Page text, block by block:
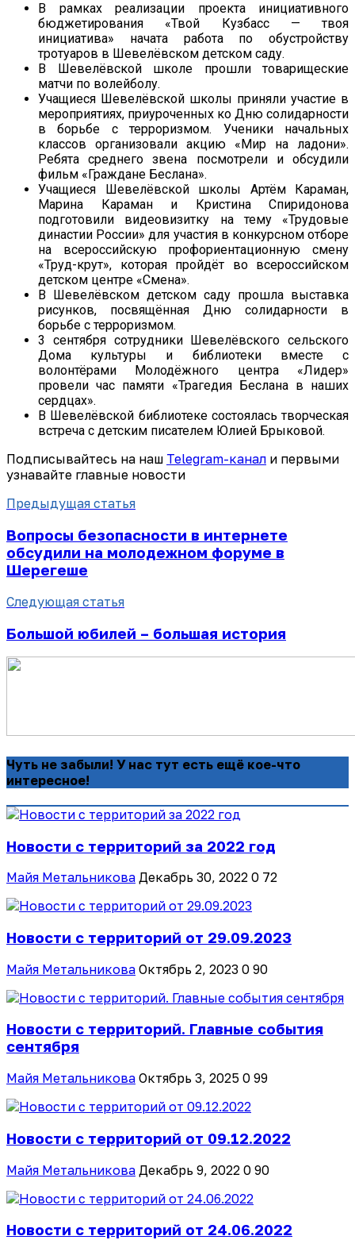
В рамках реализации проекта инициативного
бюджетирования «Твой Кузбасс — твоя
инициатива» начата работа по обустройству
тротуаров в Шевелёвском детском саду.
В Шевелёвской школе прошли товарищеские
матчи по волейболу.
Учащиеся Шевелёвской школы приняли участие в
мероприятиях, приуроченных ко Дню солидарности
в борьбе с терроризмом. Ученики начальных
классов организовали акцию «Мир на ладони».
Ребята среднего звена посмотрели и обсудили
фильм «Граждане Беслана».
Учащиеся Шевелёвской школы Артём Караман,
Марина Караман и Кристина Спиридонова
подготовили видеовизитку на тему «Трудовые
династии России» для участия в конкурсном отборе
на всероссийскую профориентационную смену
«Труд-крут», которая пройдёт во всероссийском
детском центре «Смена».
В Шевелёвском детском саду прошла выставка
рисунков, посвящённая Дню солидарности в
борьбе с терроризмом.
3 сентября сотрудники Шевелёвского сельского
Дома культуры и библиотеки вместе с
волонтёрами Молодёжного центра «Лидер»
провели час памяти «Трагедия Беслана в наших
сердцах».
В Шевелёвской библиотеке состоялась творческая
встреча с детским писателем Юлией Брыковой.
Подписывайтесь на наш Telegram-канал и первыми
узнавайте главные новости
Предыдущая статья
Вопросы безопасности в интернете
обсудили на молодежном форуме в
Шерегеше
Следующая статья
Большой юбилей – большая история
Чуть не забыли! У нас тут есть ещё кое-что
интересное!
Новости с территорий за 2022 год
Майя Метальникова Декабрь 30, 2022 0 72
Новости с территорий от 29.09.2023
Майя Метальникова Октябрь 2, 2023 0 90
Новости с территорий. Главные события
сентября
Майя Метальникова Октябрь 3, 2025 0 99
Новости с территорий от 09.12.2022
Майя Метальникова Декабрь 9, 2022 0 90
Новости с территорий от 24.06.2022